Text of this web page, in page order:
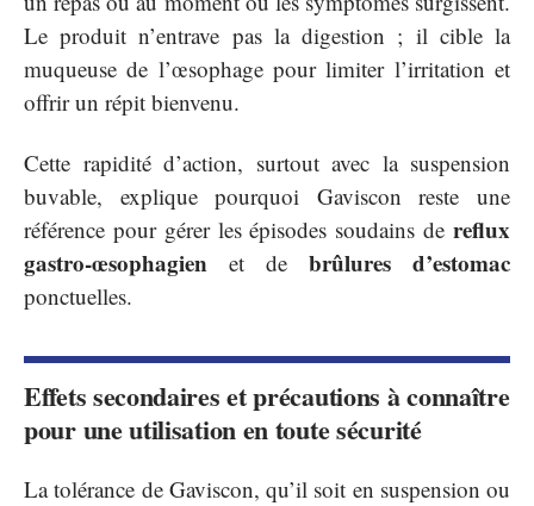
Le produit n’entrave pas la digestion ; il cible la
muqueuse de l’œsophage pour limiter l’irritation et
offrir un répit bienvenu.
Cette rapidité d’action, surtout avec la suspension
buvable, explique pourquoi Gaviscon reste une
référence pour gérer les épisodes soudains de reflux
gastro-œsophagien et de brûlures d’estomac
ponctuelles.
Effets secondaires et précautions à connaître
pour une utilisation en toute sécurité
La tolérance de Gaviscon, qu’il soit en suspension ou